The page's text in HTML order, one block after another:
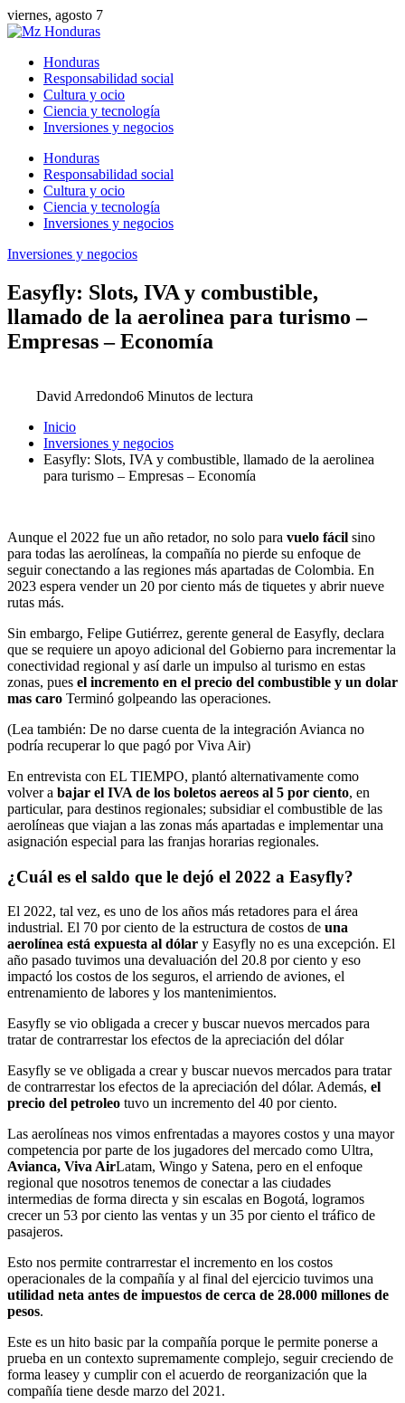
viernes, agosto 7
Honduras
Responsabilidad social
Cultura y ocio
Ciencia y tecnología
Inversiones y negocios
Honduras
Responsabilidad social
Cultura y ocio
Ciencia y tecnología
Inversiones y negocios
Inversiones y negocios
Easyfly: Slots, IVA y combustible,
llamado de la aerolinea para turismo –
Empresas – Economía
David Arredondo6 Minutos de lectura
Inicio
Inversiones y negocios
Easyfly: Slots, IVA y combustible, llamado de la aerolinea
para turismo – Empresas – Economía
Aunque el 2022 fue un año retador, no solo para vuelo fácil sino
para todas las aerolíneas, la compañía no pierde su enfoque de
seguir conectando a las regiones más apartadas de Colombia. En
2023 espera vender un 20 por ciento más de tiquetes y abrir nueve
rutas más.
Sin embargo, Felipe Gutiérrez, gerente general de Easyfly, declara
que se requiere un apoyo adicional del Gobierno para incrementar la
conectividad regional y así darle un impulso al turismo en estas
zonas, pues el incremento en el precio del combustible y un dolar
mas caro Terminó golpeando las operaciones.
(Lea también: De no darse cuenta de la integración Avianca no
podría recuperar lo que pagó por Viva Air)
En entrevista con EL TIEMPO, plantó alternativamente como
volver a bajar el IVA de los boletos aereos al 5 por ciento, en
particular, para destinos regionales; subsidiar el combustible de las
aerolíneas que viajan a las zonas más apartadas e implementar una
asignación especial para las franjas horarias regionales.
¿Cuál es el saldo que le dejó el 2022 a Easyfly?
El 2022, tal vez, es uno de los años más retadores para el área
industrial. El 70 por ciento de la estructura de costos de una
aerolínea está expuesta al dólar y Easyfly no es una excepción. El
año pasado tuvimos una devaluación del 20.8 por ciento y eso
impactó los costos de los seguros, el arriendo de aviones, el
entrenamiento de labores y los mantenimientos.
Easyfly se vio obligada a crecer y buscar nuevos mercados para
tratar de contrarrestar los efectos de la apreciación del dólar
Easyfly se ve obligada a crear y buscar nuevos mercados para tratar
de contrarrestar los efectos de la apreciación del dólar. Además, el
precio del petroleo tuvo un incremento del 40 por ciento.
Las aerolíneas nos vimos enfrentadas a mayores costos y una mayor
competencia por parte de los jugadores del mercado como Ultra,
Avianca, Viva AirLatam, Wingo y Satena, pero en el enfoque
regional que nosotros tenemos de conectar a las ciudades
intermedias de forma directa y sin escalas en Bogotá, logramos
crecer un 53 por ciento las ventas y un 35 por ciento el tráfico de
pasajeros.
Esto nos permite contrarrestar el incremento en los costos
operacionales de la compañía y al final del ejercicio tuvimos una
utilidad neta antes de impuestos de cerca de 28.000 millones de
pesos.
Este es un hito basic par la compañía porque le permite ponerse a
prueba en un contexto supremamente complejo, seguir creciendo de
forma leasey y cumplir con el acuerdo de reorganización que la
compañía tiene desde marzo del 2021.